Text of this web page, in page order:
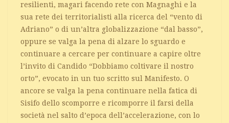
resilienti, magari facendo rete con Magnaghi e la
sua rete dei territorialisti alla ricerca del “vento di
Adriano” o di un’altra globalizzazione “dal basso”,
oppure se valga la pena di alzare lo sguardo e
continuare a cercare per continuare a capire oltre
l’invito di Candido “Dobbiamo coltivare il nostro
orto”, evocato in un tuo scritto sul Manifesto. O
ancore se valga la pena continuare nella fatica di
Sisifo dello scomporre e ricomporre il farsi della
società nel salto d’epoca dell’accelerazione, con lo